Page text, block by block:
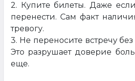
2. Купите билеты. Даже
перенести. Сам факт
тревогу.
3. Не переносите встречу
Это разрушает доверие
еще.